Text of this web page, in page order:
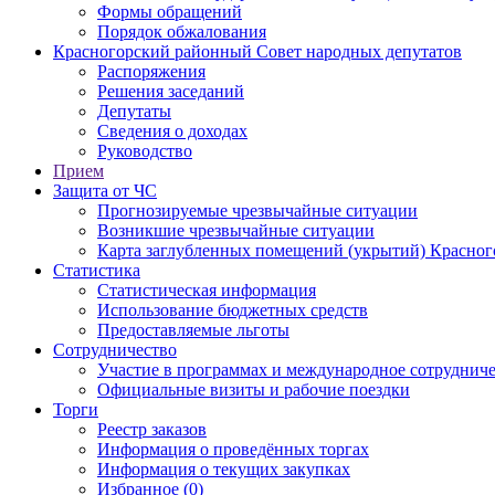
Формы обращений
Порядок обжалования
Красногорский районный Совет народных депутатов
Распоряжения
Решения заседаний
Депутаты
Сведения о доходах
Руководство
Прием
Защита от ЧС
Прогнозируемые чрезвычайные ситуации
Возникшие чрезвычайные ситуации
Карта заглубленных помещений (укрытий)
Статистика
Статистическая информация
Использование бюджетных средств
Предоставляемые льготы
Сотрудничество
Участие в программах и международное
Официальные визиты и рабочие поездки
Торги
Реестр заказов
Информация о проведённых торгах
Информация о текущих закупках
Избранное (0)